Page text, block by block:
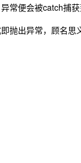
便会被catch捕获
出异常，顾名思